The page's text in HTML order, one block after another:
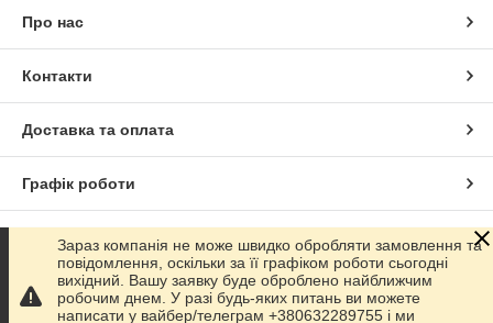
Про нас
Контакти
Доставка та оплата
Графік роботи
Повна версія сайту
Сайт створено на маркетплейсіProm.ua
Зараз компанія не може швидко обробляти замовлення та
повідомлення, оскільки за її графіком роботи сьогодні
вихідний. Вашу заявку буде оброблено найближчим
робочим днем. У разі будь-яких питань ви можете
написати у вайбер/телеграм +380632289755 і ми